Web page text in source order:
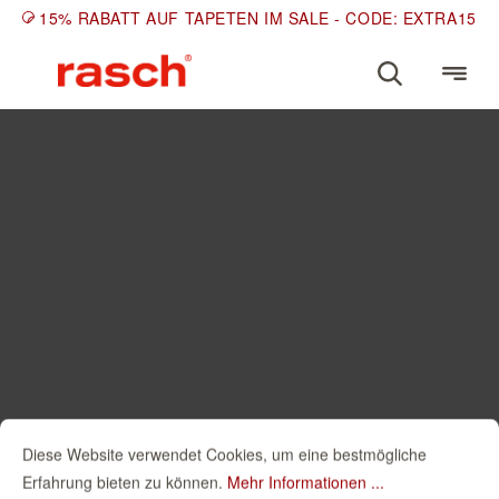
15% RABATT AUF TAPETEN IM SALE - CODE: EXTRA15
Diese Website verwendet Cookies, um eine bestmögliche
Erfahrung bieten zu können. Mehr Informationen ...